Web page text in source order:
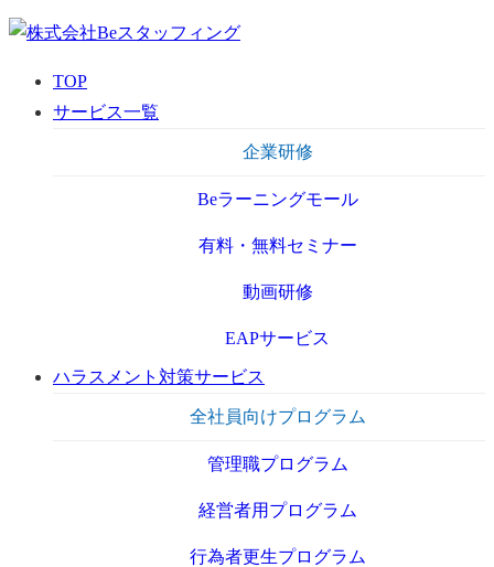
TOP
サービス一覧
企業研修
Beラーニングモール
有料・無料セミナー
動画研修
EAPサービス
ハラスメント対策サービス
全社員向けプログラム
管理職プログラム
経営者用プログラム
行為者更生プログラム